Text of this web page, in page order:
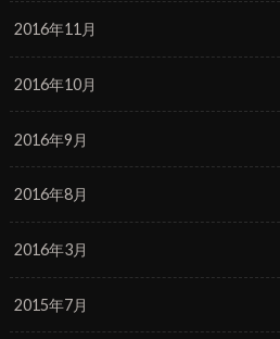
2016年11月
2016年10月
2016年9月
2016年8月
2016年3月
2015年7月